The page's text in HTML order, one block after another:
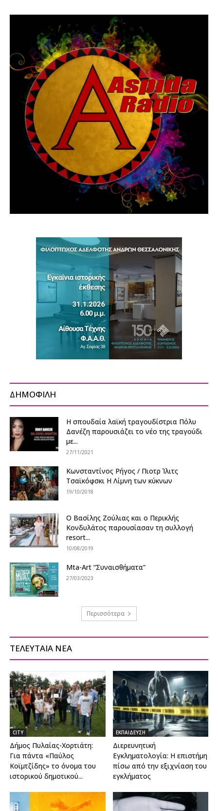
ΔΗΜΟΦΙΛΗ
Η σπουδαία λαϊκή τραγουδίστρια Πόλυ
Δανέζη παρουσιάζει το νέο της τραγούδι
με...
27/11/2021
Κωνσταντίνος Ρήγος / Πιοτρ Ίλιτς
Τσαϊκόφσκι Η Λίμνη των κύκνων
19/10/2018
Ο Βασίλης Ζούλιας και ο Περικλής
Κονδυλάτος παρουσίασαν τη συλλογή
resort...
10/08/2019
Mta-Art “Συναισθήματα”
27/03/2023
Περισσότερα
ΤΕΛΕΥΤΑΙΑ ΝΕΑ
CITY
Δήμος Πυλαίας-Χορτιάτη:
Για πάντα «Παύλος
Κοϊμτζίδης» το όνομα του
ιστορικού δημοτικού...
ΕΚΠΑΙΔΕΥΣΗ
Διερευνητική
Εγκληματολογία: Η επιστήμη
πίσω από την εξιχνίαση του
εγκλήματος